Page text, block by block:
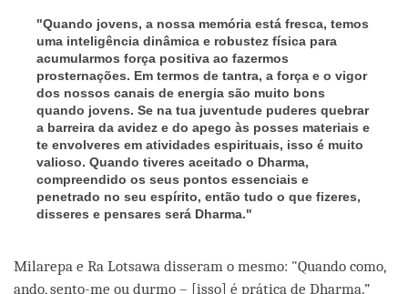
"Quando jovens, a nossa memória está fresca, temos
uma inteligência dinâmica e robustez física para
acumularmos força positiva ao fazermos
prosternações. Em termos de tantra, a força e o vigor
dos nossos canais de energia são muito bons
quando jovens. Se na tua juventude puderes quebrar
a barreira da avidez e do apego às posses materiais e
te envolveres em atividades espirituais, isso é muito
valioso. Quando tiveres aceitado o Dharma,
compreendido os seus pontos essenciais e
penetrado no seu espírito, então tudo o que fizeres,
disseres e pensares será Dharma."
Milarepa e Ra Lotsawa disseram o mesmo: "Quando como,
ando, sento-me ou durmo – [isso] é prática de Dharma.”